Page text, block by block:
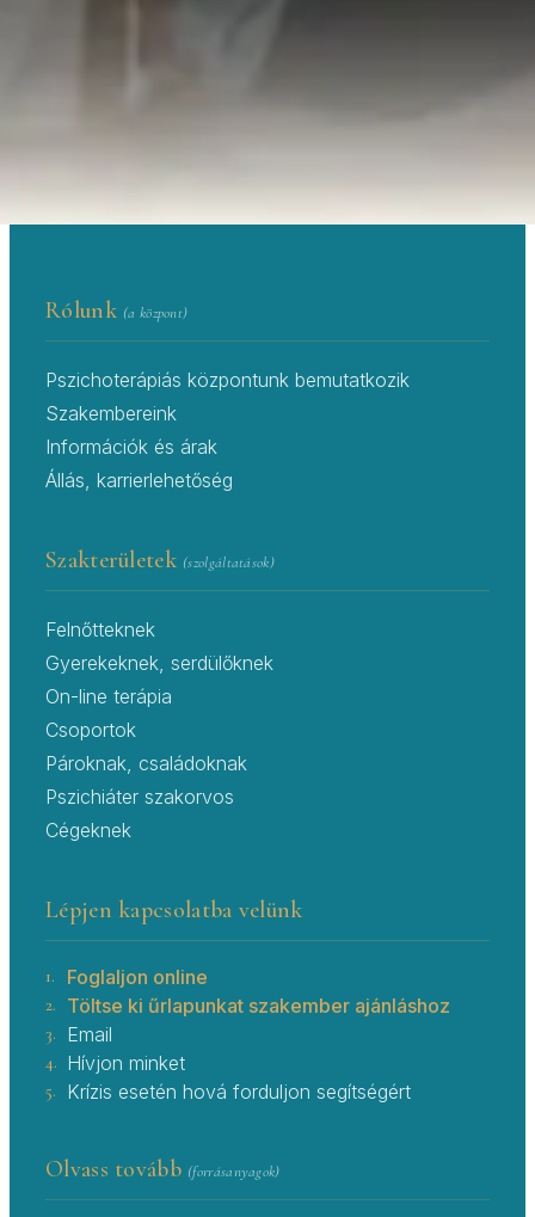
Központ — 20 év tapasztalat a lelki
Rólunk (a központ)
Pszichoterápiás központunk bemutatkozik
Szakembereink
Információk és árak
Állás, karrierlehetőség
Szakterületek (szolgáltatások)
Felnőtteknek
Gyerekeknek, serdülőknek
On-line terápia
Csoportok
Pároknak, családoknak
Pszichiáter szakorvos
Cégeknek
Lépjen kapcsolatba velünk
1. Foglaljon online
2. Töltse ki űrlapunkat szakember ajánláshoz
3. Email
4. Hívjon minket
5. Krízis esetén hová forduljon segítségért
Olvass tovább (forrásanyagok)